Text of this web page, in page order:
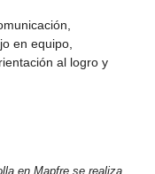
en equipo,
al logro y
en Mapfre se realiza